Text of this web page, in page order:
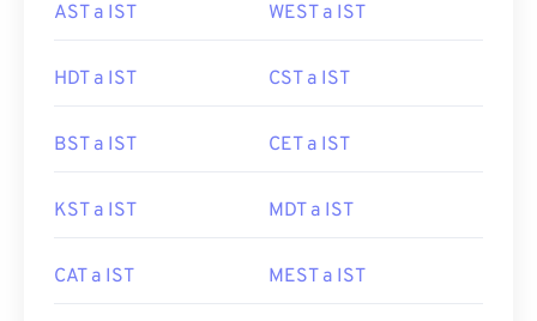
AST a IST WEST a IST
HDT a IST CST a IST
BST a IST CET a IST
KST a IST MDT a IST
CAT a IST MEST a IST